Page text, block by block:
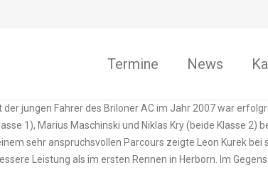
Termine News
jungen Fahrer des Briloner AC im Jahr 2007 war
1), Marius Maschinski und Niklas Kry (beide Klasse 2)
sehr anspruchsvollen Parcours zeigte Leon Kurek bei
Leistung als im ersten Rennen in Herborn. Im